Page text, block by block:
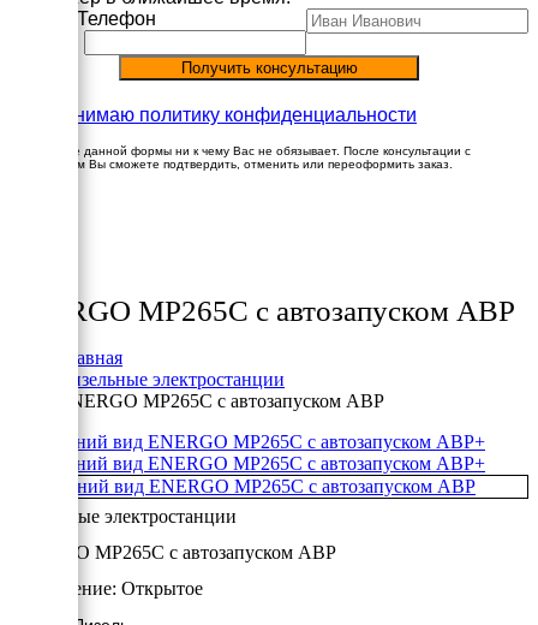
Телефон
Принимаю политику конфиденциальности
Заполнение данной формы ни к чему Вас не обязывает. После консультации с
менеджером Вы сможете подтвердить, отменить или переоформить заказ.
ENERGO MP265C с автозапуском АВР
Главная
Дизельные электростанции
ENERGO MP265C с автозапуском АВР
+
+
Дизельные электростанции
ENERGO MP265C с автозапуском АВР
Исполнение: Открытое